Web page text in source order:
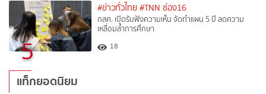
5
#ข่าวทั่วไทย #TNN ช่อง16
กสศ. เปิดรับฟังความเห็น จัดทำแผน 5 ปี ลดความ
เหลื่อมล้ำการศึกษา
18
แท็กยอดนิยม